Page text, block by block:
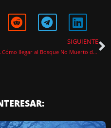
de Nioh 3
SIGUIENTE
Cómo llegar al Bosque No Muerto de Code Vein 2